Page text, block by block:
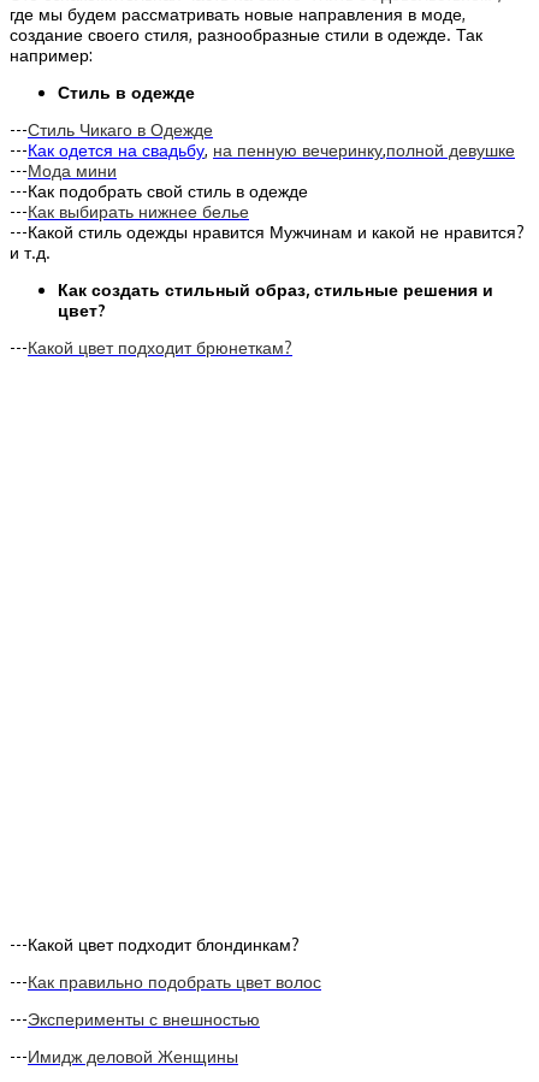
где мы будем рассматривать новые направления в моде,
создание своего стиля, разнообразные стили в одежде. Так
например:
Стиль в одежде
---Стиль Чикаго в Одежде
---Как одется на свадьбу, на пенную вечеринку,полной девушке
---Мода мини
---Как подобрать свой стиль в одежде
---Как выбирать нижнее белье
---Какой стиль одежды нравится Мужчинам и какой не нравится?
и т.д.
Как создать стильный образ, стильные решения и
цвет?
---Какой цвет подходит брюнеткам?
---Какой цвет подходит блондинкам?
---Как правильно подобрать цвет волос
---Эксперименты с внешностью
---Имидж деловой Женщины